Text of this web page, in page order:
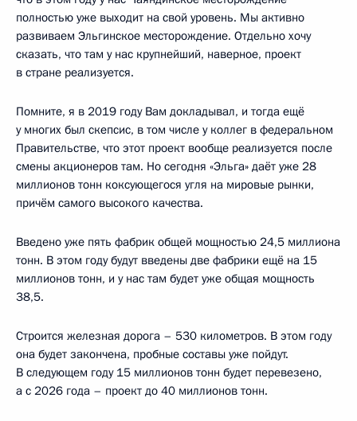
полностью уже выходит на свой уровень. Мы активно
развиваем Эльгинское месторождение. Отдельно хочу
сказать, что там у нас крупнейший, наверное, проект
в стране реализуется.
Помните, я в 2019 году Вам докладывал, и тогда ещё
у многих был скепсис, в том числе у коллег в федеральном
Правительстве, что этот проект вообще реализуется после
смены акционеров там. Но сегодня «Эльга» даёт уже 28
миллионов тонн коксующегося угля на мировые рынки,
причём самого высокого качества.
Введено уже пять фабрик общей мощностью 24,5 миллиона
тонн. В этом году будут введены две фабрики ещё на 15
миллионов тонн, и у нас там будет уже общая мощность
38,5.
Строится железная дорога – 530 километров. В этом году
она будет закончена, пробные составы уже пойдут.
В следующем году 15 миллионов тонн будет перевезено,
а с 2026 года – проект до 40 миллионов тонн.